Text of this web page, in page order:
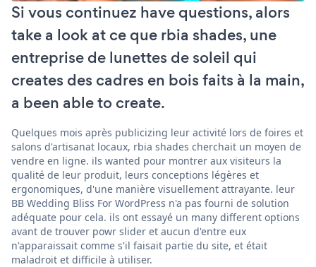
Si vous continuez have questions, alors
take a look at ce que rbia shades, une
entreprise de lunettes de soleil qui
creates des cadres en bois faits à la main,
a been able to create.
Quelques mois après publicizing leur activité lors de foires et
salons d'artisanat locaux, rbia shades cherchait un moyen de
vendre en ligne. ils wanted pour montrer aux visiteurs la
qualité de leur produit, leurs conceptions légères et
ergonomiques, d'une manière visuellement attrayante. leur
BB Wedding Bliss For WordPress n'a pas fourni de solution
adéquate pour cela. ils ont essayé un many different options
avant de trouver powr slider et aucun d'entre eux
n'apparaissait comme s'il faisait partie du site, et était
maladroit et difficile à utiliser.